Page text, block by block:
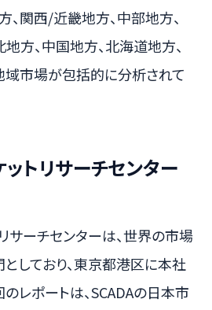
、関西/近畿地方、中部地方、
方、中国地方、北海道地方、
市場が包括的に分析されて
トリサーチセンター
サーチセンターは、世界の市場
しており、東京都港区に本社
レポートは、SCADAの日本市